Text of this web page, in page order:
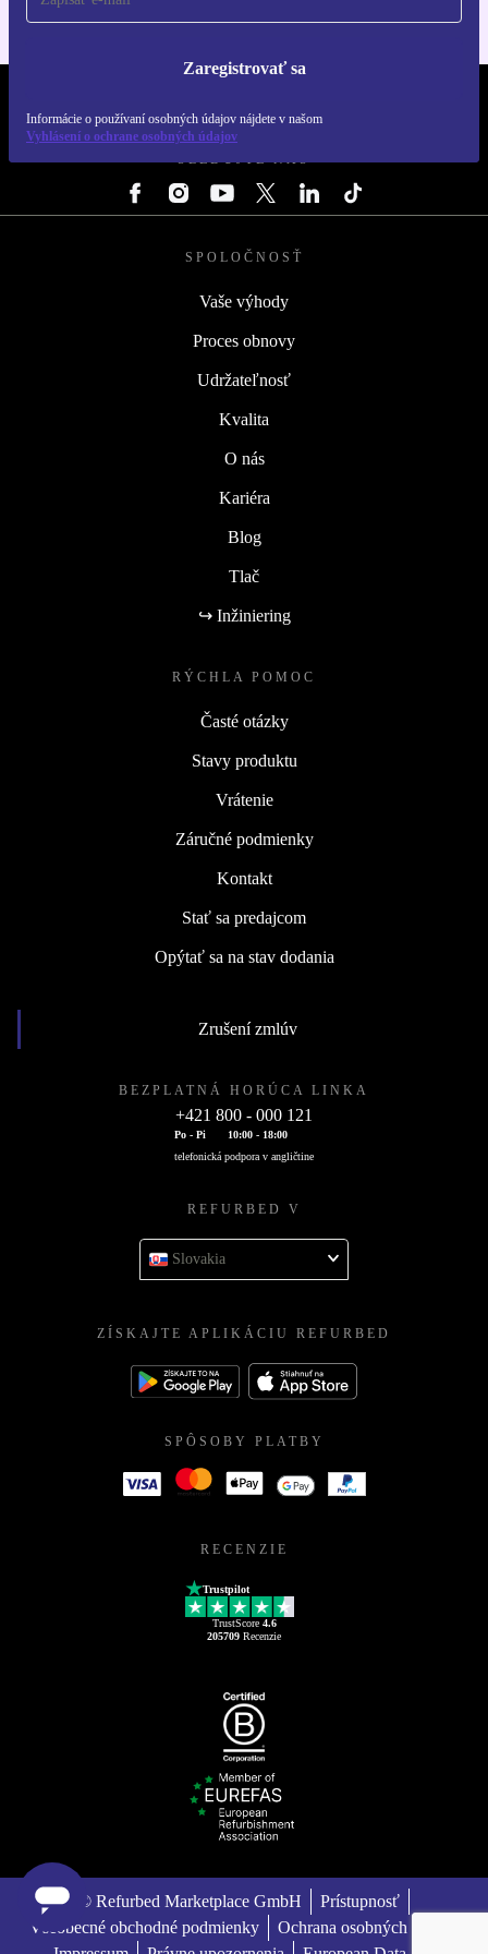
Zaregistrovať sa
Informácie o používaní osobných údajov nájdete v našom
Vyhlásení o ochrane osobných údajov
SLEDUJTE NÁS
SPOLOČNOSŤ
Vaše výhody
Proces obnovy
Udržateľnosť
Kvalita
O nás
Kariéra
Blog
Tlač
↪ Inžiniering
RÝCHLA POMOC
Časté otázky
Stavy produktu
Vrátenie
Záručné podmienky
Kontakt
Stať sa predajcom
Opýtať sa na stav dodania
Zrušení zmlúv
BEZPLATNÁ HORÚCA LINKA
+421 800 - 000 121
Po - Pi
10:00 - 18:00
telefonická podpora v angličtine
REFURBED V
Slovakia
ZÍSKAJTE APLIKÁCIU REFURBED
SPÔSOBY PLATBY
RECENZIE
Trustpilot
TrustScore 4.6
205709 Recenzie
© Refurbed Marketplace GmbH
Prístupnosť
Všeobecné obchodné podmienky
Ochrana osobných údajov